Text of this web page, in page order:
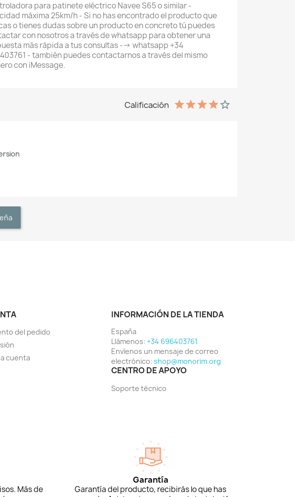
para patinete eléctrico Navee S65 o similar -
máxima 25km/h - Si no has encontrado el producto que
o tienes dudas sobre un producto en concreto tú puedes
con nosotros a través de whatsapp para obtener una
más rápida a tus consultas --> whatsapp +34
- también puedes contactarnos a través del mismo
con iMessage.
Calificación
del pedido
cuenta
INFORMACIÓN DE LA TIENDA
España
Llámenos: +34 696403761
Envíenos un mensaje de correo
electrónico: shop@monorim.org
CENTRO DE APOYO
Soporte técnico
Más de
Garantía
Garantía del producto, recibirás lo que has